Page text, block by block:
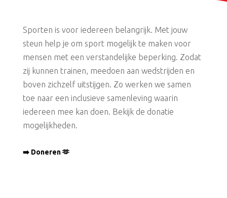
Sporten is voor iedereen belangrijk. Met jouw
steun help je om sport mogelijk te maken voor
mensen met een verstandelijke beperking. Zodat
zij kunnen trainen, meedoen aan wedstrijden en
boven zichzelf uitstijgen. Zo werken we samen
toe naar een inclusieve samenleving waarin
iedereen mee kan doen. Bekijk de donatie
mogelijkheden.
➡️ Doneren 🫶